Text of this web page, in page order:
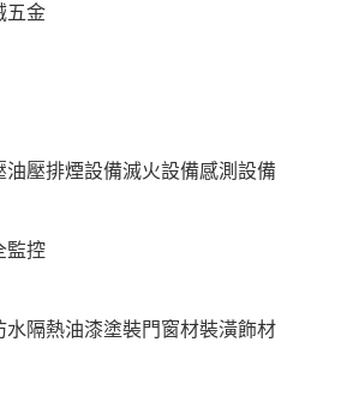
五金
油壓排煙設備滅火設備感測設備
監控
水隔熱油漆塗裝門窗材裝潢飾材